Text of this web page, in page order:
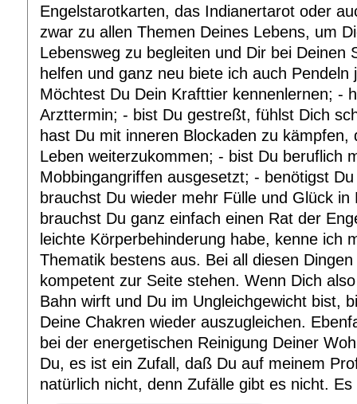
Engelstarotkarten, das Indianertarot oder
zwar zu allen Themen Deines Lebens, um
Lebensweg zu begleiten und Dir bei Deinen
helfen und ganz neu biete ich auch Pendeln
Möchtest Du Dein Krafttier kennenlernen; -
Arzttermin; - bist Du gestreßt, fühlst Dich
hast Du mit inneren Blockaden zu kämpfen,
Leben weiterzukommen; - bist Du beruflich
Mobbingangriffen ausgesetzt; - benötigst
brauchst Du wieder mehr Fülle und Glück
brauchst Du ganz einfach einen Rat der
leichte Körperbehinderung habe, kenne ich
Thematik bestens aus. Bei all diesen
kompetent zur Seite stehen. Wenn Dich
Bahn wirft und Du im Ungleichgewicht bist,
Deine Chakren wieder auszugleichen.
bei der energetischen Reinigung Deiner
Du, es ist ein Zufall, daß Du auf meinem
natürlich nicht, denn Zufälle gibt es nicht.